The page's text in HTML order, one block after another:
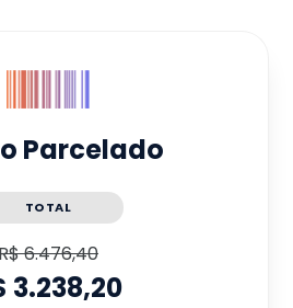
Parcelado
TOTAL
6.476,40
3.238,20